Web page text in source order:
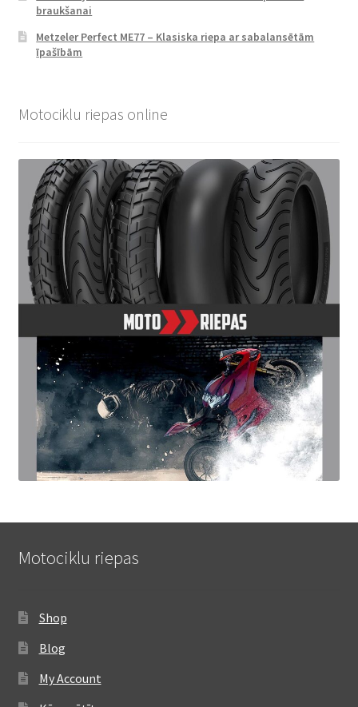
braukšanai
Metzeler Perfect ME77 – Klasiska riepa ar sabalansētām
īpašībām
Motociklu riepas online
Motociklu riepas
Shop
Blog
My Account